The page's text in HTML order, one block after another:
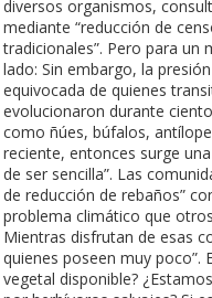
diversos organismos,
mediante “reducción de
tradicionales”. Pero para un
lado: Sin embargo, la
equivocada de quienes
evolucionaron durante
como ñúes, búfalos,
reciente, entonces surge
de ser sencilla”. Las
de reducción de rebaños”
problema climático que
Mientras disfrutan de esas
quienes poseen muy poco”.
vegetal disponible?